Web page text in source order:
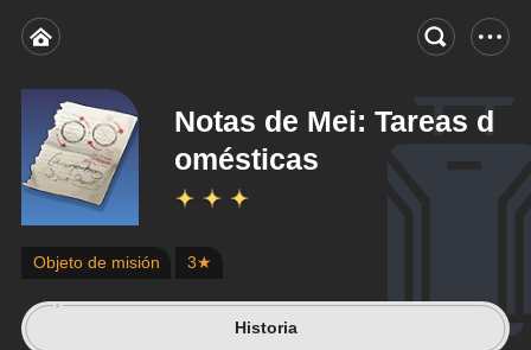
Notas de Mei: Tareas d
omésticas
Objeto de misión 3★
Historia